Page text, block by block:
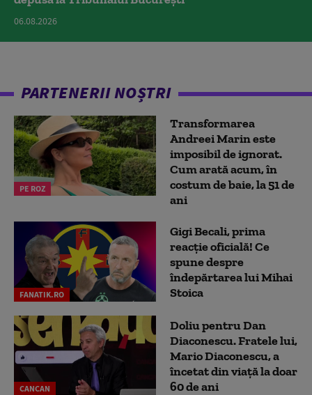
06.08.2026
PARTENERII NOȘTRI
PE ROZ
Transformarea
Andreei Marin este
imposibil de ignorat.
Cum arată acum, în
costum de baie, la 51 de
ani
FANATIK.RO
Gigi Becali, prima
reacție oficială! Ce
spune despre
îndepărtarea lui Mihai
Stoica
CANCAN
Doliu pentru Dan
Diaconescu. Fratele lui,
Mario Diaconescu, a
încetat din viață la doar
60 de ani